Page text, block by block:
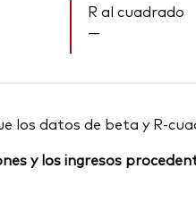
R al cuadrado
—
los datos de beta y R-
y los ingresos